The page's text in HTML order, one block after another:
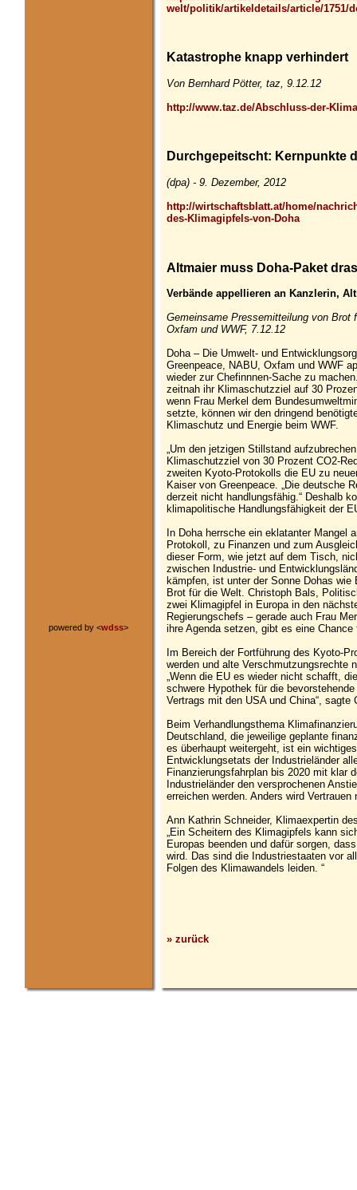
powered by <wdss>
welt/politik/artikeldetails/article/1751/
Katastrophe knapp verhindert
Von Bernhard Pötter, taz, 9.12.12
http://www.taz.de/Abschluss-der-
Durchgepeitscht: Kernpunkte
(dpa) - 9. Dezember, 2012
http://wirtschaftsblatt.at/home/
des-Klimagipfels-von-Doha
Altmaier muss Doha-Paket
Verbände appellieren an Kanzlerin,
Gemeinsame Pressemitteilung von Brot
Oxfam und WWF, 7.12.12
Doha – Die Umwelt- und
Greenpeace, NABU, Oxfam und WWF
wieder zur Chefinnnen-Sache zu
zeitnah ihr Klimaschutzziel auf 30
wenn Frau Merkel dem
setzte, können wir den dringend
Klimaschutz und Energie beim WWF.
„Um den jetzigen Stillstand
Klimaschutzziel von 30 Prozent CO2-
zweiten Kyoto-Protokolls die EU zu
Kaiser von Greenpeace. „Die deutsche
derzeit nicht handlungsfähig.“ Deshalb
klimapolitische Handlungsfähigkeit der
In Doha herrsche ein eklatanter Mangel
Protokoll, zu Finanzen und zum
dieser Form, wie jetzt auf dem Tisch,
zwischen Industrie- und
kämpfen, ist unter der Sonne Dohas
Brot für die Welt. Christoph Bals,
zwei Klimagipfel in Europa in den
Regierungschefs – gerade auch Frau
ihre Agenda setzen, gibt es eine Chance
Im Bereich der Fortführung des Kyoto-
werden und alte Verschmutzungsrechte
„Wenn die EU es wieder nicht schafft,
schwere Hypothek für die
Vertrags mit den USA und China“,
Beim Verhandlungsthema
Deutschland, die jeweilige geplante
es überhaupt weitergeht, ist ein
Entwicklungsetats der Industrieländer
Finanzierungsfahrplan bis 2020 mit klar
Industrieländer den versprochenen
erreichen werden. Anders wird
Ann Kathrin Schneider, Klimaexpertin
„Ein Scheitern des Klimagipfels kann
Europas beenden und dafür sorgen,
wird. Das sind die Industriestaaten vor
Folgen des Klimawandels leiden. “
» zurück